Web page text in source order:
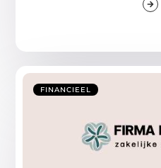
FINANCIEEL